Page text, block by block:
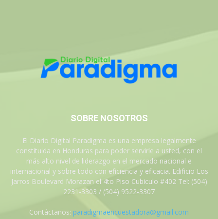
SOBRE NOSOTROS
El Diario Digital Paradigma es una empresa legalmente
constituida en Honduras para poder servirle a usted, con el
más alto nivel de liderazgo en el mercado nacional e
internacional y sobre todo con eficiencia y eficacia. Edificio Los
Jarros Boulevard Morazan el 4to Piso Cubiculo #402 Tel: (504)
2231-3303 / (504) 9522-3307
Contáctanos: paradigmaencuestadora@gmail.com